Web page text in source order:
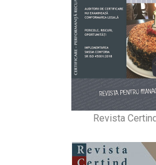
Revista